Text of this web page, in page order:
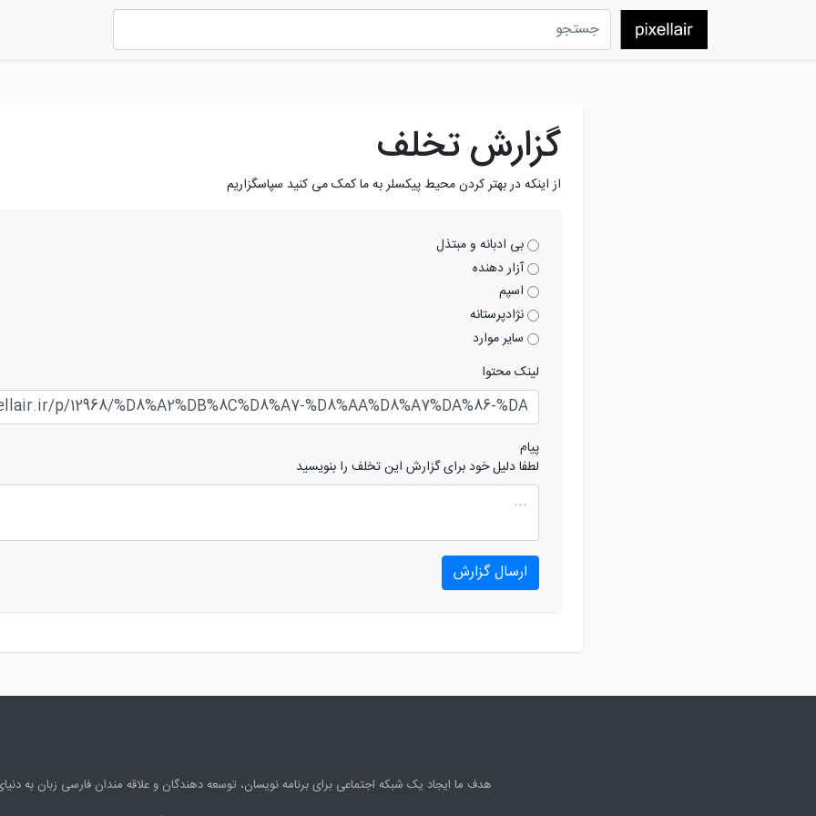
گزارش تخلف
از اینکه در بهتر کردن محیط پیکسلر به ما کمک می کنید سپاسگزاریم
بی ادبانه و مبتذل
آزار دهنده
اسپم
نژادپرستانه
سایر موارد
لینک محتوا
پیام
لطفا دلیل خود برای گزارش این تخلف را بنویسید
ارسال گزارش
هدف ما ایجاد یک شبکه اجتماعی برای برنامه نویسان، توسعه دهندگان و علاقه مندان فارسی زبان به